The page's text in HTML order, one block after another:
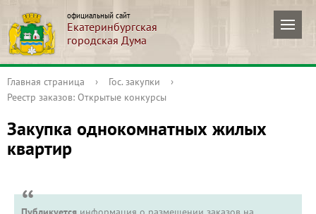
официальный сайт
Екатеринбургская
городская Дума
Главная страница › Гос. закупки
›
Реестр заказов: Открытые конкурсы
Закупка однокомнатных жилых
квартир